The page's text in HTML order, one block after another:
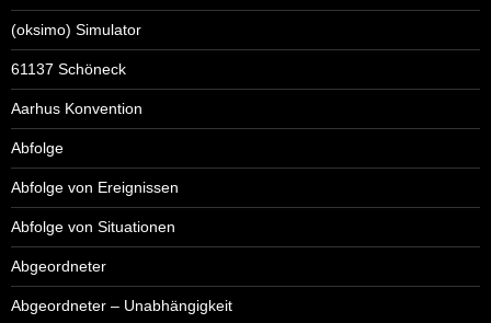
(oksimo) Simulator
61137 Schöneck
Aarhus Konvention
Abfolge
Abfolge von Ereignissen
Abfolge von Situationen
Abgeordneter
Abgeordneter – Unabhängigkeit